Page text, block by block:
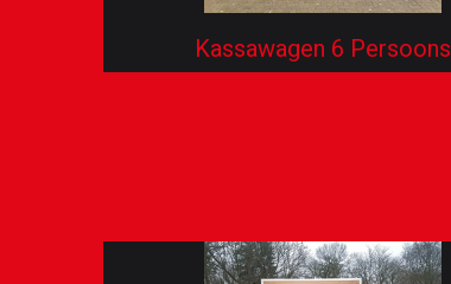
Kassawagen 6 Persoons